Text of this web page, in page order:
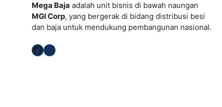
Mega Baja adalah unit bisnis di bawah naungan
MGI Corp, yang bergerak di bidang distribusi besi
dan baja untuk mendukung pembangunan nasional.
Facebook
Instagram